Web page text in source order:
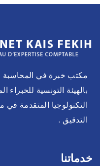
مكتب خبرة في
بالهيئة التونسية
التكنولوجيا المتقدمة في
التدقيق .
خدماتنا